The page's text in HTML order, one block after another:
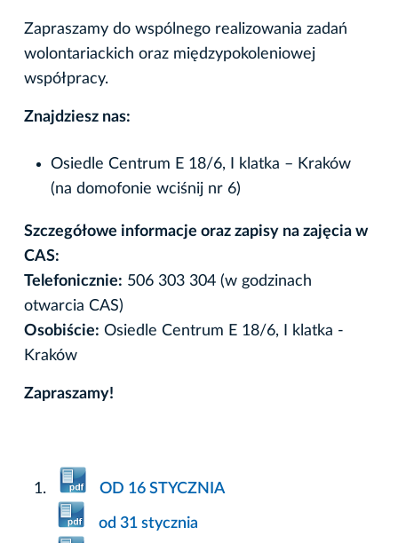
Zapraszamy do wspólnego realizowania zadań
wolontariackich oraz międzypokoleniowej
współpracy.
Znajdziesz nas:
Osiedle Centrum E 18/6, I klatka – Kraków
(na domofonie wciśnij nr 6)
Szczegółowe informacje oraz zapisy na zajęcia w
CAS:
Telefonicznie: 506 303 304 (w godzinach
otwarcia CAS)
Osobiście: Osiedle Centrum E 18/6, I klatka -
Kraków
Zapraszamy!
OD 16 STYCZNIA
od 31 stycznia